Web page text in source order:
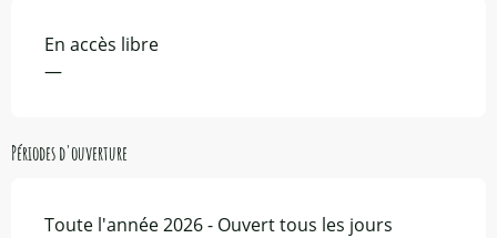
En accès libre
—
Périodes d'ouverture
Toute l'année 2026 - Ouvert tous les jours